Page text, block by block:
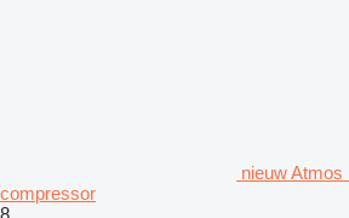
nieuw
compressor
8